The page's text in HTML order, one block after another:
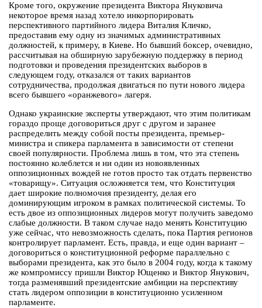
Кроме того, окружение президента Виктора Януковича
некоторое время назад хотело инкорпорировать
перспективного партийного лидера Виталия Кличко,
предоставив ему одну из значимых административных
должностей, к примеру, в Киеве. Но бывший боксер, очевидно,
рассчитывая на обширную зарубежную поддержку в период
подготовки и проведения президентских выборов в
следующем году, отказался от таких вариантов
сотрудничества, продолжая двигаться по пути нового лидера
всего бывшего «оранжевого» лагеря.
Однако украинские эксперты утверждают, что этим политикам
гораздо проще договориться друг с другом и заранее
распределить между собой посты президента, премьер-
министра и спикера парламента в зависимости от степени
своей популярности. Проблема лишь в том, что эта степень
постоянно колеблется и ни один из новоявленных
оппозиционных вождей не готов просто так отдать первенство
«товарищу». Ситуация осложняется тем, что Конституция
дает широкие полномочия президенту, делая его
доминирующим игроком в рамках политической системы. То
есть двое из оппозиционных лидеров могут получить заведомо
слабые должности. В таком случае надо менять Конституцию
уже сейчас, что невозможность сделать, пока Партия регионов
контролирует парламент. Есть, правда, и еще один вариант –
договориться о конституционной реформе параллельно с
выборами президента, как это было в 2004 году, когда к такому
же компромиссу пришли Виктор Ющенко и Виктор Янукович,
тогда разменявший президентские амбиции на перспективу
стать лидером оппозиции в конституционно усиленном
парламенте.